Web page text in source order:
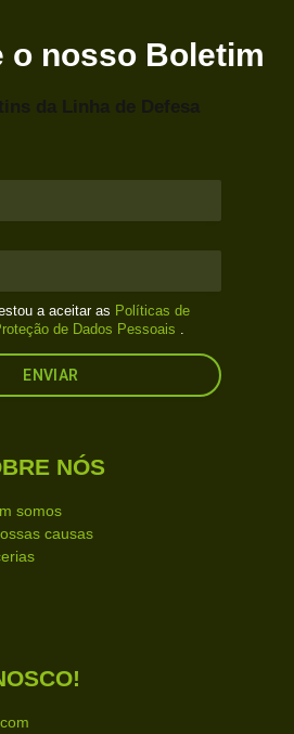
o nosso Boletim
a aceitar as Políticas de
de Dados Pessoais
NÓS
somos
causas